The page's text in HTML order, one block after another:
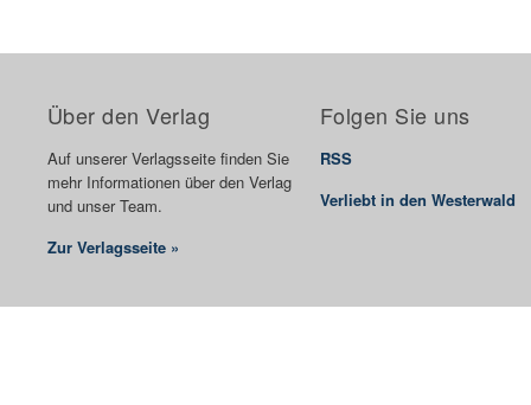
Über den Verlag
Auf unserer Verlagsseite finden Sie
mehr Informationen über den Verlag
und unser Team.
Zur Verlagsseite »
Folgen Sie uns
RSS
Verliebt in den Westerwald